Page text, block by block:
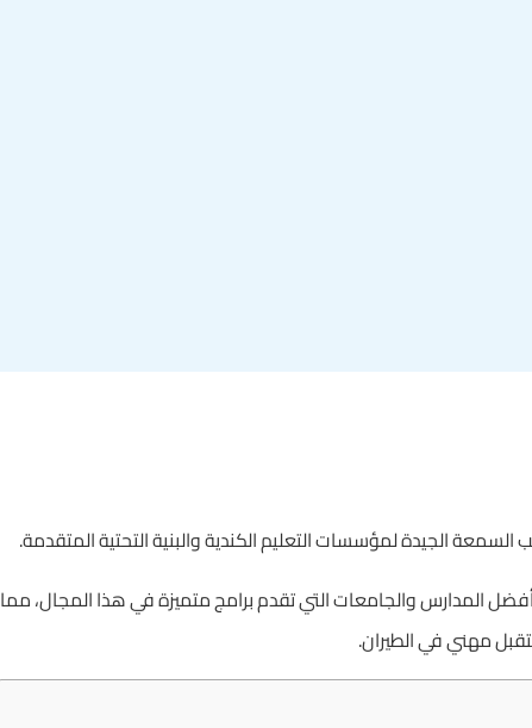
السمعة الجيدة لمؤسسات التعليم الكندية والبنية التحتية المتقدمة.
المدارس والجامعات التي تقدم برامج متميزة في هذا المجال، مما
مهني في الطيران.